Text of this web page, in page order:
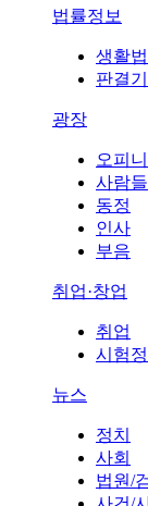
법률정보
생활
판결
광장
오피
사람들
동정
인사
부음
취업·창업
취업
시험
뉴스
정치
사회
법원/